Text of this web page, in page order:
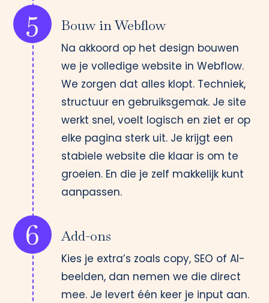
5 Bouw in Webflow
Na akkoord op het design bouwen
we je volledige website in Webflow.
We zorgen dat alles klopt. Techniek,
structuur en gebruiksgemak. Je site
werkt snel, voelt logisch en ziet er op
elke pagina sterk uit. Je krijgt een
stabiele website die klaar is om te
groeien. En die je zelf makkelijk kunt
aanpassen.
6 Add-ons
Kies je extra’s zoals copy, SEO of AI-
beelden, dan nemen we die direct
mee. Je levert één keer je input aan.